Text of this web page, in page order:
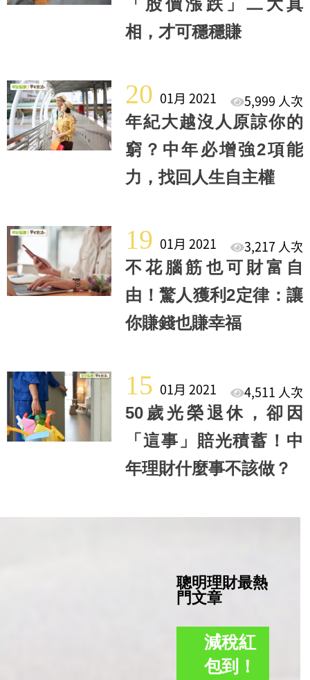
「股價漲跌」二大真
相，才可穩穩賺
20 01月 2021
5,999 人次
年紀大越沒人原諒你的
窮？中年必增強2項能
力，找回人生自主權
19 01月 2021
3,217 人次
不花腦筋也可財富自
由！驚人獲利2定律：讓
你賺錢也賺幸福
15 01月 2021
4,511 人次
50歲光榮退休，卻因
「這事」賠光積蓄！中
年理財什麼事不該做？
聰明理財最熱
門文章
減稅紅
包到！